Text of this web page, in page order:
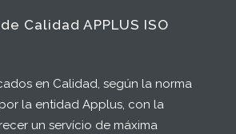
Calidad APPLUS ISO
en Calidad, según la norma
por la entidad Applus, con la
un servício de máxima